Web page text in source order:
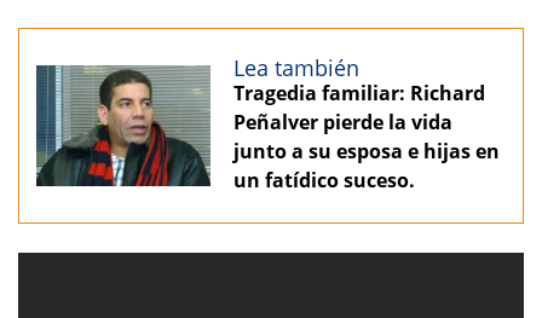
Lea también
Tragedia familiar: Richard
Peñalver pierde la vida
junto a su esposa e hijas en
un fatídico suceso.